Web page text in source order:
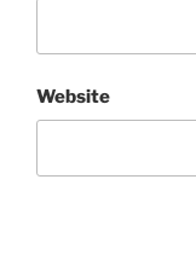
Website